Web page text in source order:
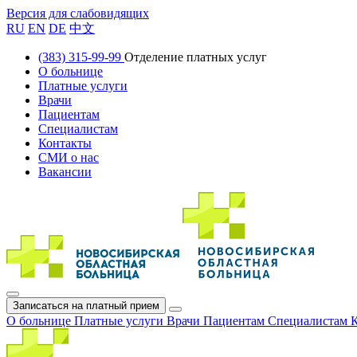
Версия для слабовидящих
RU EN DE 中文
(383) 315-99-99 Отделение платных услуг
О больнице
Платные услуги
Врачи
Пациентам
Специалистам
Контакты
СМИ о нас
Вакансии
Записаться на платный прием
О больнице Платные услуги Врачи Пациентам Специалистам